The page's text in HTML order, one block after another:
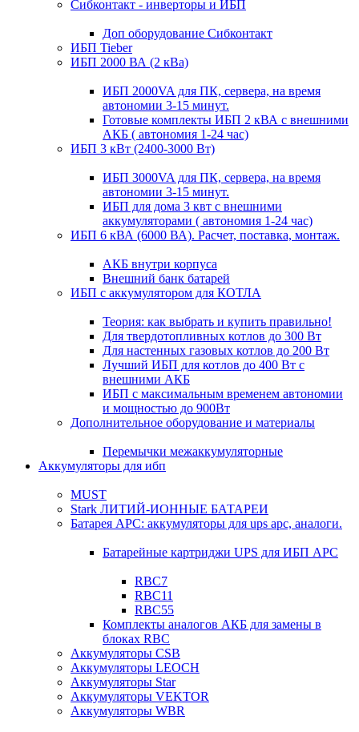
Сибконтакт - инверторы и ИБП
Доп оборудование Сибконтакт
ИБП Tieber
ИБП 2000 ВА (2 кВа)
ИБП 2000VA для ПК, сервера, на время
автономии 3-15 минут.
Готовые комплекты ИБП 2 кВА с внешними
АКБ ( автономия 1-24 час)
ИБП 3 кВт (2400-3000 Вт)
ИБП 3000VA для ПК, сервера, на время
автономии 3-15 минут.
ИБП для дома 3 квт с внешними
аккумуляторами ( автономия 1-24 час)
ИБП 6 кВА (6000 ВА). Расчет, поставка, монтаж.
АКБ внутри корпуса
Внешний банк батарей
ИБП с аккумулятором для КОТЛА
Теория: как выбрать и купить правильно!
Для твердотопливных котлов до 300 Вт
Для настенных газовых котлов до 200 Вт
Лучший ИБП для котлов до 400 Вт с
внешними АКБ
ИБП с максимальным временем автономии
и мощностью до 900Вт
Дополнительное оборудование и материалы
Перемычки межаккумуляторные
Аккумуляторы для ибп
MUST
Stark ЛИТИЙ-ИОННЫЕ БАТАРЕИ
Батарея APC: аккумуляторы для ups apc, аналоги.
Батарейные картриджи UPS для ИБП APC
RBC7
RBC11
RBC55
Комплекты аналогов АКБ для замены в
блоках RBC
Аккумуляторы CSB
Аккумуляторы LEOCH
Аккумуляторы Star
Аккумуляторы VEKTOR
Аккумуляторы WBR